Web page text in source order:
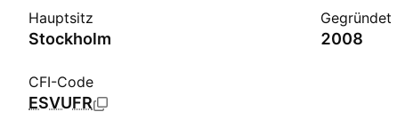
Hauptsitz
Stockholm
Gegründet
2008
CFI-Code
ESVUFR